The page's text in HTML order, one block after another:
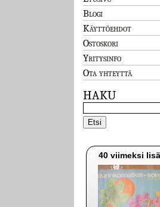
Blogi
Käyttöehdot
Ostoskori
Yritysinfo
Ota yhteyttä
HAKU
40 viimeksi